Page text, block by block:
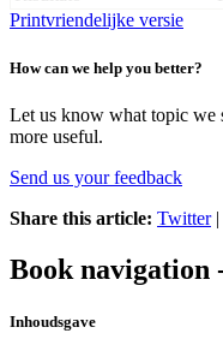
Printvriendelijke versie
How can we help you better?
Let us know what topic we
more useful.
Send us your feedback
Share this article: Twitter|
Book navigation
Inhoudsgave